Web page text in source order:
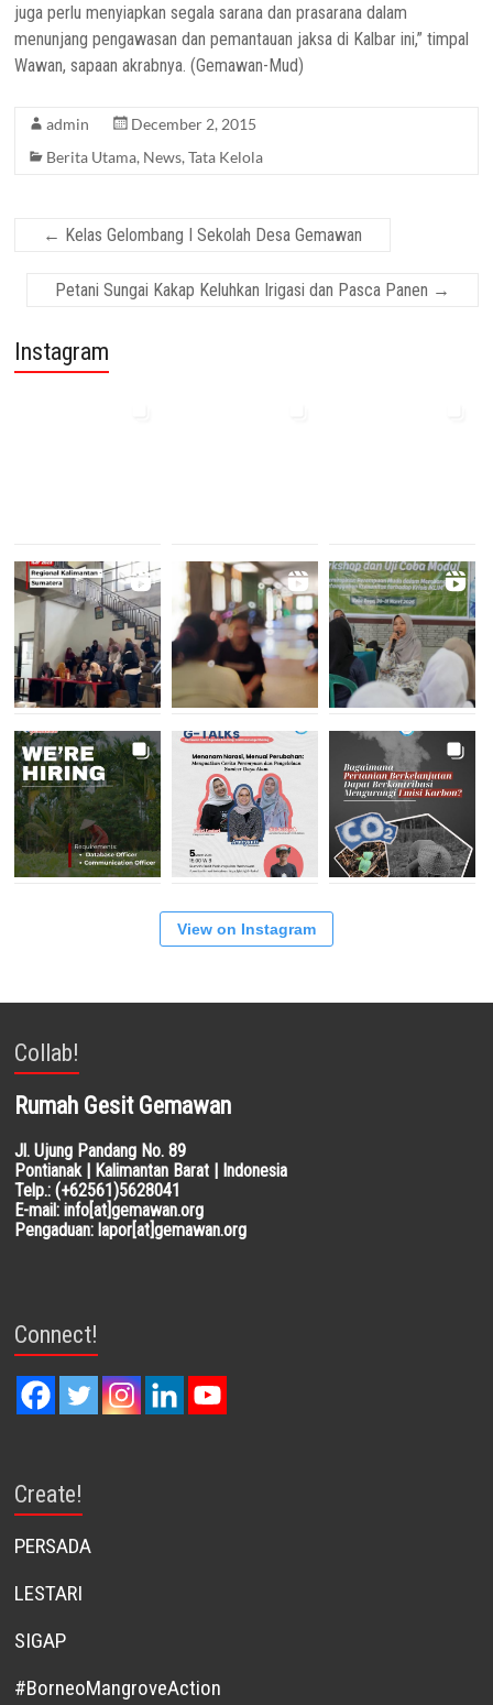
juga perlu menyiapkan segala sarana dan prasarana dalam
menunjang pengawasan dan pemantauan jaksa di Kalbar ini,” timpal
Wawan, sapaan akrabnya. (Gemawan-Mud)
admin
December 2, 2015
Berita Utama, News,Tata Kelola
← Kelas Gelombang I Sekolah Desa Gemawan
Petani Sungai Kakap Keluhkan Irigasi dan Pasca Panen →
Instagram
View on Instagram
Collab!
Rumah Gesit Gemawan
Jl. Ujung Pandang No. 89
Pontianak | Kalimantan Barat | Indonesia
Telp.: (+62561)5628041
E-mail: info[at]gemawan.org
Pengaduan: lapor[at]gemawan.org
Connect!
Create!
PERSADA
LESTARI
SIGAP
#BorneoMangroveAction